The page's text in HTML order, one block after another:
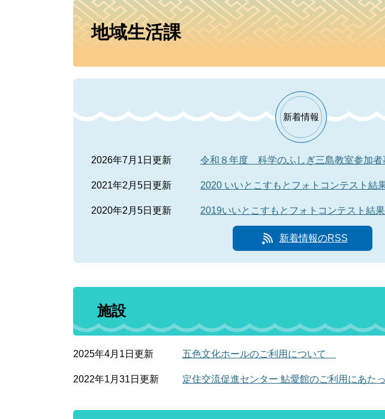
本
地域生活課
新着情報
2026年7月1日更新 令和８年度 科学のふしぎ三島教室参加者
2021年2月5日更新 2020 いいとこすもとフォトコンテスト結
2020年2月5日更新 2019いいとこすもとフォトコンテスト結
新着情報のRSS
施設
2025年4月1日更新 五色文化ホールのご利用について
2022年1月31日更新 定住交流促進センター 鮎愛館のご利用にあた